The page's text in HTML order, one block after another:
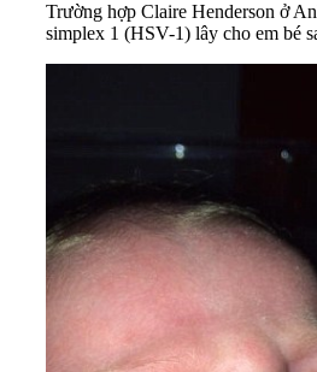
Trường hợp Claire Henderson ở
simplex 1 (HSV-1) lây cho em bé